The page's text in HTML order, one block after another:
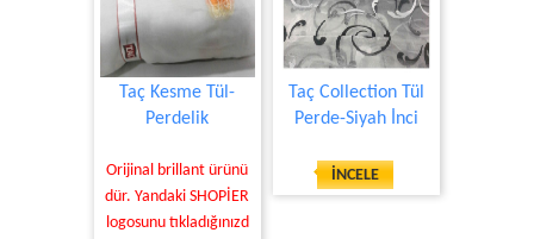
Taç Kesme Tül-
Perdelik
Orijinal brillant ürünü
dür. Yandaki SHOPİER
logosunu tıkladığınızd
Taç Collection Tül
Perde-Siyah İnci
İNCELE